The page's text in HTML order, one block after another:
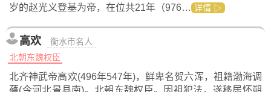
岁的赵光义登基为帝，在位共21年（976… 详情 ▷
高欢
衡水市名人
北朝东魏权臣
北齐神武帝高欢(496年547年)，鲜卑名贺六浑，祖籍渤海调
蓨(今河北景县南)。北朝东魏权臣。因祖犯法，遂移居怀朔